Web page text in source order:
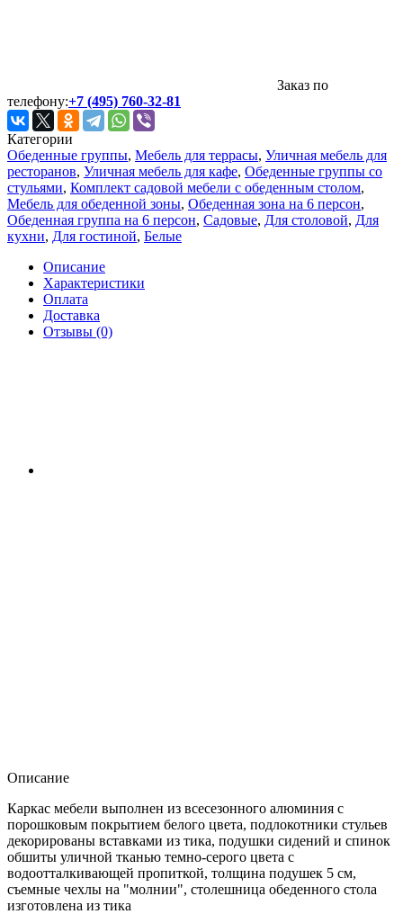
Заказ по
телефону:+7 (495) 760-32-81
Категории
Обеденные группы, Мебель для террасы, Уличная мебель для
ресторанов, Уличная мебель для кафе, Обеденные группы со
стульями, Комплект садовой мебели с обеденным столом,
Мебель для обеденной зоны, Обеденная зона на 6 персон,
Обеденная группа на 6 персон, Садовые, Для столовой, Для
кухни, Для гостиной, Белые
Описание
Характеристики
Оплата
Доставка
Отзывы (0)
Описание
Каркас мебели выполнен из всесезонного алюминия с
порошковым покрытием белого цвета, подлокотники стульев
декорированы вставками из тика, подушки сидений и спинок
обшиты уличной тканью темно-серого цвета с
водоотталкивающей пропиткой, толщина подушек 5 см,
съемные чехлы на "молнии", столешница обеденного стола
изготовлена из тика